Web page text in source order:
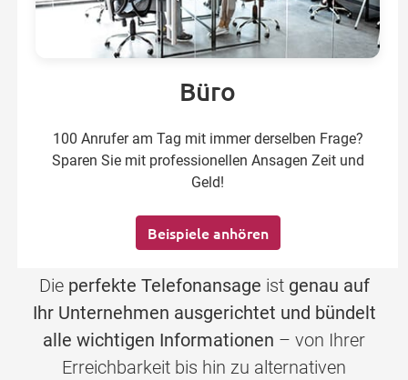
Büro
100 Anrufer am Tag mit immer derselben Frage?
Sparen Sie mit professionellen Ansagen Zeit und
Geld!
Beispiele anhören
Die perfekte Telefonansage ist genau auf
Ihr Unternehmen ausgerichtet und bündelt
alle wichtigen Informationen – von Ihrer
Erreichbarkeit bis hin zu alternativen